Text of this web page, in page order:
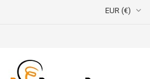
EUR (€)